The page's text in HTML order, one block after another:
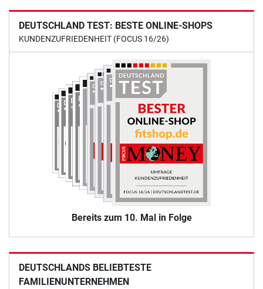
DEUTSCHLAND TEST: BESTE ONLINE-SHOPS
KUNDENZUFRIEDENHEIT (FOCUS 16/26)
Bereits zum 10. Mal in Folge
DEUTSCHLANDS BELIEBTESTE
FAMILIENUNTERNEHMEN